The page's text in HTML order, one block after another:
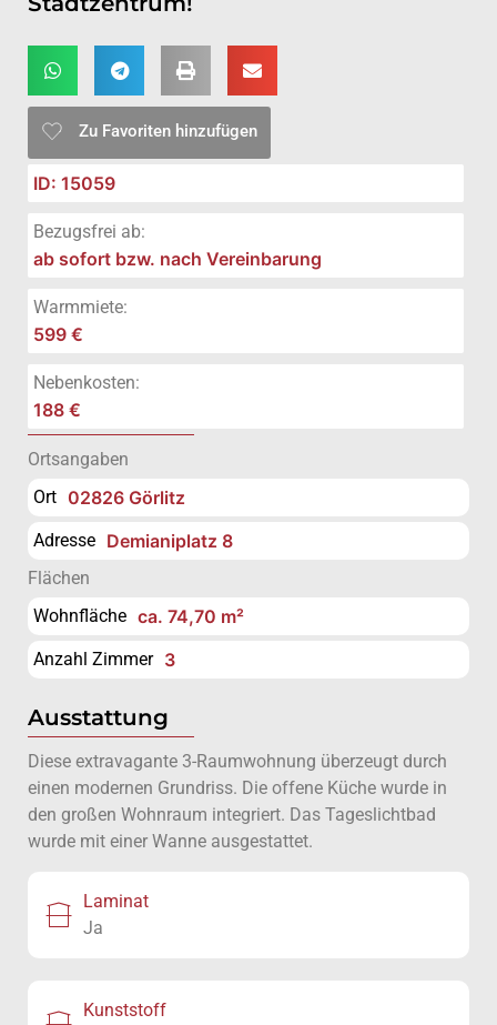
Zu Favoriten hinzufügen
ID: 15059
Bezugsfrei ab:
ab sofort bzw. nach Vereinbarung
Warmmiete:
599 €
Nebenkosten:
188 €
Ortsangaben
Ort 02826 Görlitz
Adresse Demianiplatz 8
Flächen
Wohnfläche ca. 74,70 m²
Anzahl Zimmer 3
Ausstattung
Diese extravagante 3-Raumwohnung überzeugt durch
einen modernen Grundriss. Die offene Küche wurde in
den großen Wohnraum integriert. Das Tageslichtbad
wurde mit einer Wanne ausgestattet.
Laminat
Ja
Kunststoff